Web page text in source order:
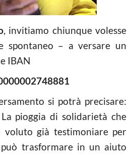
, invitiamo chiunque volesse
spontaneo – a versare un
IBAN
si potrà precisare:
La pioggia di solidarietà che
voluto già testimoniare per
può trasformare in un aiuto